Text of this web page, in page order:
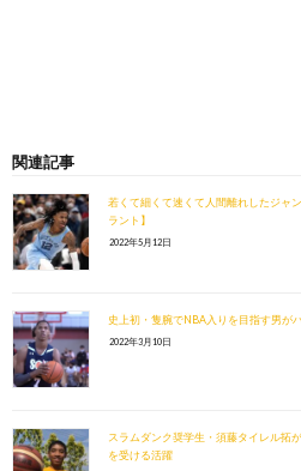
関連記事
若くて細くて速くて人間離れしたジャ
ラント】
2022年5月12日
史上初・隻腕でNBA入りを目指す男が
2022年3月10日
スラムダンク奨学生・須藤タイレル拓
を受ける活躍